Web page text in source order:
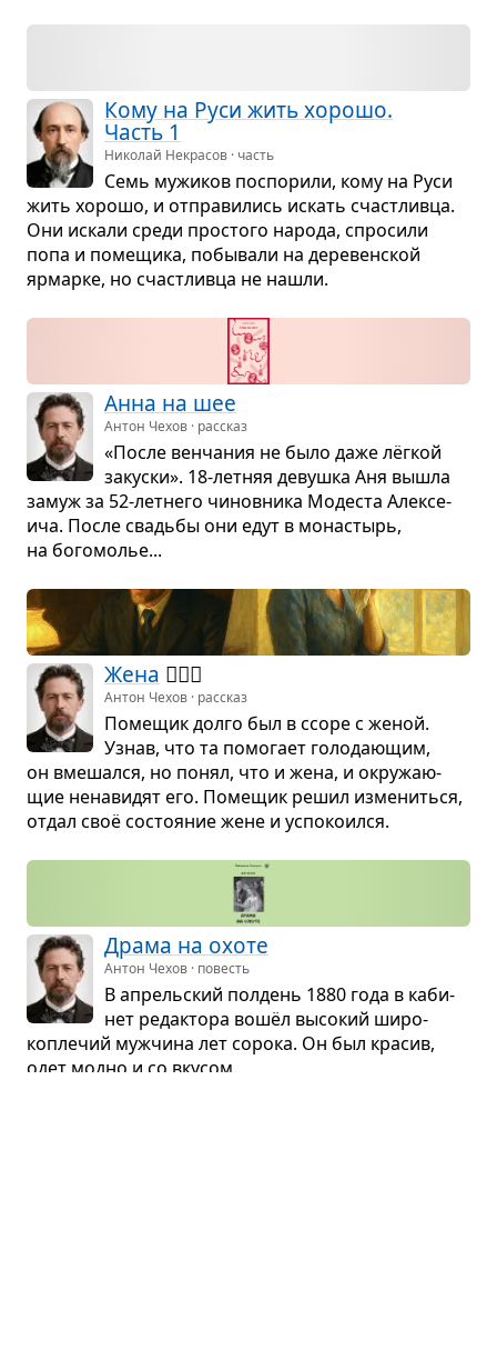
Кому на Руси жить хорошо.
Часть 1
Николай Некрасов · часть
Семь мужи­ков поспо­рили, кому на Руси
жить хорошо, и отпра­ви­лись искать счаст­ливца.
Они искали среди про­стого народа, спро­сили
попа и поме­щика, побы­вали на дере­вен­ской
ярмарке, но счаст­ливца не нашли.
Анна на шее
Антон Чехов · рассказ
«После вен­ча­ния не было даже лёг­кой
закуски». 18-лет­няя девушка Аня вышла
замуж за 52-лет­него чинов­ника Моде­ста Алек­се­
ича. После сва­дьбы они едут в мона­стырь,
на бого­мо­лье...
Жена 🤦🏻‍♀️
Антон Чехов · рассказ
Поме­щик долго был в ссоре с женой.
Узнав, что та помо­гает голо­да­ю­щим,
он вме­шался, но понял, что и жена, и окру­жа­ю­
щие нена­ви­дят его. Поме­щик решил изме­ниться,
отдал своё состо­я­ние жене и успо­ко­ился.
Драма на охоте
Антон Чехов · повесть
В апрель­ский пол­день 1880 года в каби­
нет редак­тора вошёл высо­кий широ­
копле­чий муж­чина лет сорока. Он был кра­сив,
одет модно и со вку­сом...